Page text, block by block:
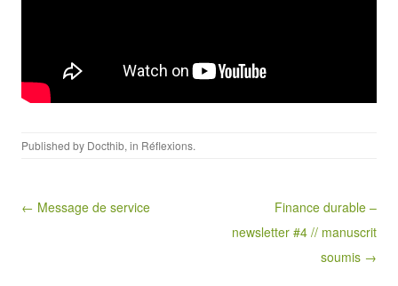
Published by Docthib, in Réflexions.
Post navigation
← Message de service
Finance durable –
newsletter #4 // manuscrit
soumis →